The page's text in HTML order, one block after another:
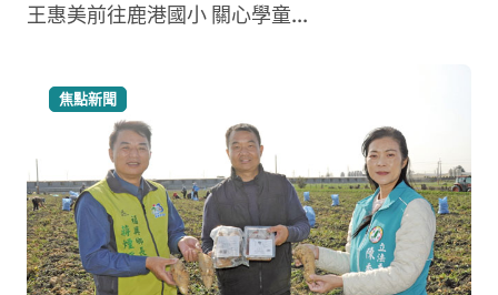
王惠美前往鹿港國小 關心學童...
焦點新聞